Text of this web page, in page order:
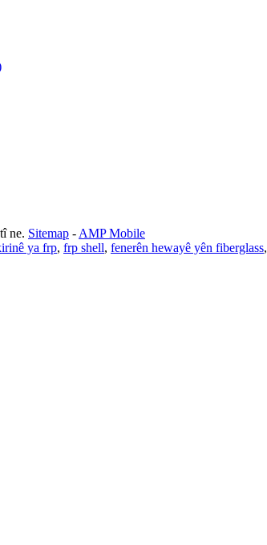
ne. Sitemap -AMP Mobile
ya frp, frp shell, fenerên hewayê yên fiberglass,